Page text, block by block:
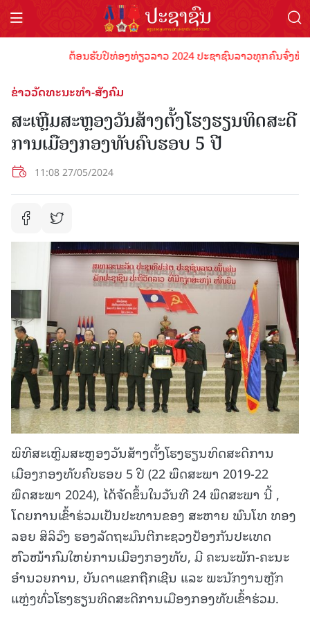
ຕ້ອນຮັບປີທ່ອງທ່ຽວລາວ 2024 ປະຊາຊົນລາວທຸກຄົນຈົ່ງພ້ອ
ຂ່າວວັດທະນະທຳ-ສັງຄົມ
ສະເຫຼີມສະຫຼອງວັນສ້າງຕັ້ງໂຮງຮຽນທິດສະດີ
ການເມືອງກອງທັບຄົບຮອບ 5 ປີ
11:08 27/05/2024
ພິທີສະເຫຼີມສະຫຼອງວັນສ້າງຕັ້ງໂຮງຮຽນທິດສະດີການ
ເມືອງກອງທັບຄົບຮອບ 5 ປີ (22 ພຶດສະພາ 2019-22
ພຶດສະພາ 2024), ໄດ້ຈັດຂຶ້ນໃນວັນທີ 24 ພຶດສະພາ ນີ້ ,
ໂດຍການເຂົ້າຮ່ວມເປັນປະທານຂອງ ສະຫາຍ ພົນໂທ ທອງ
ລອຍ ສິລິວົງ ຮອງລັດຖະມົນຕີກະຊວງປ້ອງກັນປະເທດ
ຫົວໜ້າກົມໃຫຍ່ການເມືອງກອງທັບ, ມີ ຄະນະພັກ-ຄະນະ
ອຳນວຍການ, ບັນດາແຂກຖືກເຊີນ ແລະ ພະນັກງານຫຼັກ
ແຫຼ່ງທົ່ວໂຮງຮຽນທິດສະດີການເມືອງກອງທັບເຂົ້າຮ່ວມ.